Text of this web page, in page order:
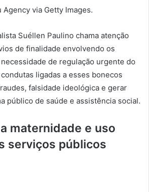
Agency via Getty Images.
Suéllen Paulino chama atenção
de finalidade envolvendo os
de regulação urgente do
ligadas a esses bonecos
falsidade ideológica e gerar
público de saúde e assistência social.
maternidade e uso
serviços públicos